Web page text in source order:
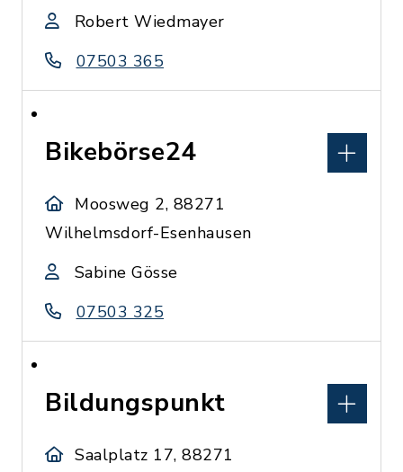
Robert Wiedmayer
07503 365
Bikebörse24
Moosweg 2, 88271
Wilhelmsdorf-Esenhausen
Sabine Gösse
07503 325
Bildungspunkt
Saalplatz 17, 88271